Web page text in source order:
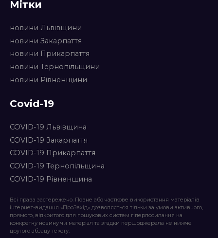
Мітки
новини Львівщини
новини Закарпаття
новини Прикарпаття
новини Тернопільщини
новини Рівненщини
Covid-19
COVID-19 Львівщина
COVID-19 Закарпаття
COVID-19 Прикарпаття
COVID-19 Тернопільщина
COVID-19 Рівненщина
Всі права застережено. Повне або часткове використання матеріалів
інтернет-видання «ПроЗахід» дозволяється тільки за умови активного,
прямого, відкритого для пошукових систем гіперпосилання на
конкретну новину чи матеріал та згадки першоджерела не нижче
другого абзацу тексту.